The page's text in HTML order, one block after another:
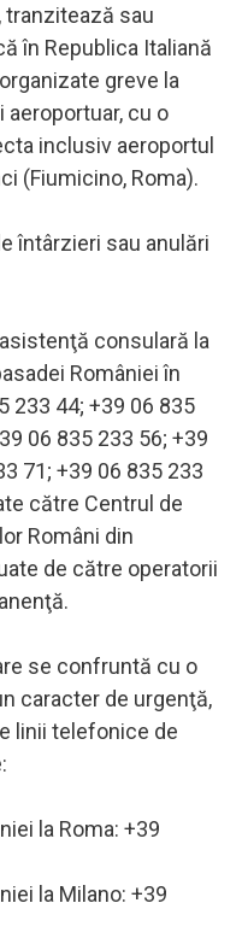
tranzitează sau
în Republica Italiană
greve la
aeroportuar, cu o
inclusiv aeroportul
(Fiumicino, Roma).
întârzieri sau anulări
consulară la
României în
233 44; +39 06 835
06 835 233 56; +39
71; +39 06 835 233
către Centrul de
Români din
de către operatorii
se confruntă cu o
caracter de urgenţă,
linii telefonice de
la Roma: +39
la Milano: +39